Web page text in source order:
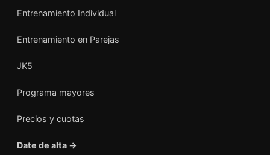
Entrenamiento Individual
Entrenamiento en Parejas
JK5
Programa mayores
Precios y cuotas
Date de alta →